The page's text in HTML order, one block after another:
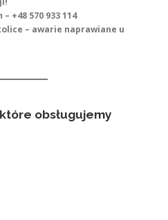
+48 570 933 114
– awarie naprawiane u
obsługujemy